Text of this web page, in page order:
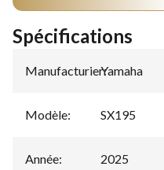
Spécifications
Manufacturier:
Yamaha
Modèle: SX195
Année: 2025